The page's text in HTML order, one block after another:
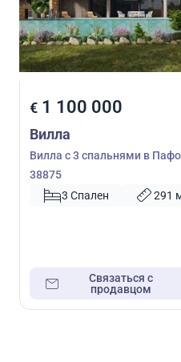
€ 1 100 000
Вилла
Вилла с 3 спальнями в
38875
3 Спален
291
Связаться с
продавцом